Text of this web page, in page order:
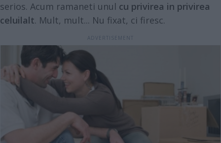
serios. Acum ramaneti unul cu privirea in privirea
celuilalt. Mult, mult... Nu fixat, ci firesc.